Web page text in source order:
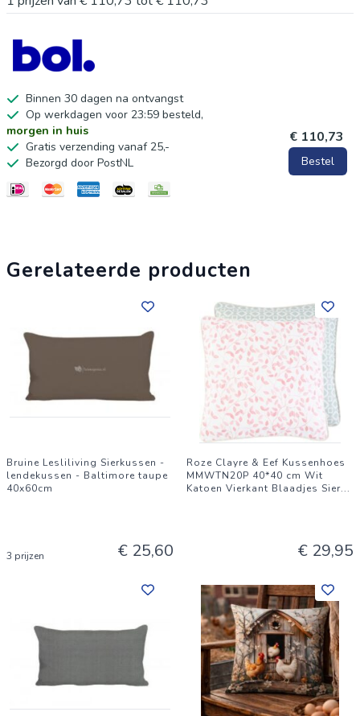
gebruik en verzorging. Beschikbaar in meerdere maten en
kleuren. Gemaakt in Europa.
Binnen 30 dagen na ontvangst
Op werkdagen voor 23:59 besteld,
morgen in huis
Gratis verzending vanaf 25,-
Bezorgd door PostNL
€ 110,73
Bestel
Gerelateerde producten
Bruine Lesliliving Sierkussen -
lendekussen - Baltimore taupe
40x60cm
3 prijzen € 25,60
Roze Clayre & Eef Kussenhoes
MMWTN20P 40*40 cm Wit
Katoen Vierkant Blaadjes Sier...
€ 29,95